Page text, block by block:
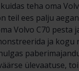
teha oma
teil ees palju
Volvo C70 pesta
ja kogu
ülevaatuse,